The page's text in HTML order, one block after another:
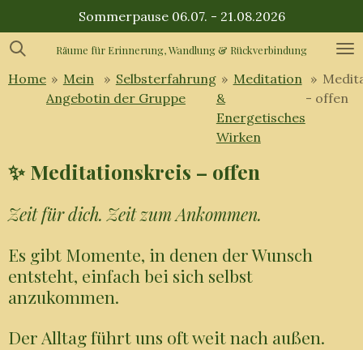
Hauptinhalt
springenRäume für Erinnerung, Wandlung & Rückverbindung
Sommerpause 06.07. - 21.08.2026
Home » Mein
Angebot
» Selbsterfahrung
in der Gruppe
» Meditation
&
Energetisches
Wirken
»
- offen
✨ Meditationskreis – offen
Zeit für dich. Zeit zum Ankommen.
Es gibt Momente, in denen der Wunsch
entsteht, einfach bei sich selbst
anzukommen.
Der Alltag führt uns oft weit nach außen.